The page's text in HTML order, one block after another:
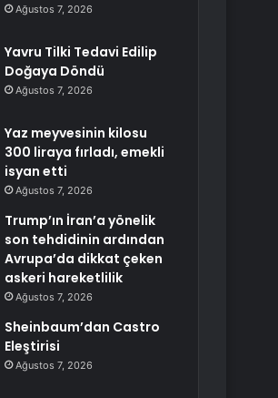
Ağustos 7, 2026
Yavru Tilki Tedavi Edilip
Doğaya Döndü
Ağustos 7, 2026
Yaz meyvesinin kilosu
300 liraya fırladı, emekli
isyan etti
Ağustos 7, 2026
Trump’ın İran’a yönelik
son tehdidinin ardından
Avrupa’da dikkat çeken
askeri hareketlilik
Ağustos 7, 2026
Sheinbaum’dan Castro
Eleştirisi
Ağustos 7, 2026